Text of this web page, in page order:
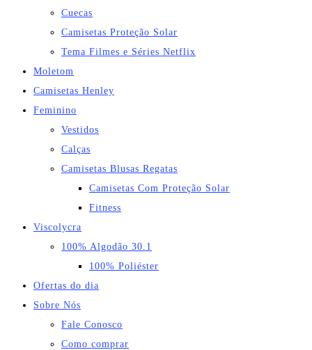
Cuecas
Camisetas Proteção Solar
Tema Filmes e Séries Netflix
Moletom
Camisetas Henley
Feminino
Vestidos
Calças
Camisetas Blusas Regatas
Camisetas Com Proteção Solar
Fitness
Viscolycra
100% Algodão 30.1
100% Poliéster
Ofertas do dia
Sobre Nós
Fale Conosco
Como comprar